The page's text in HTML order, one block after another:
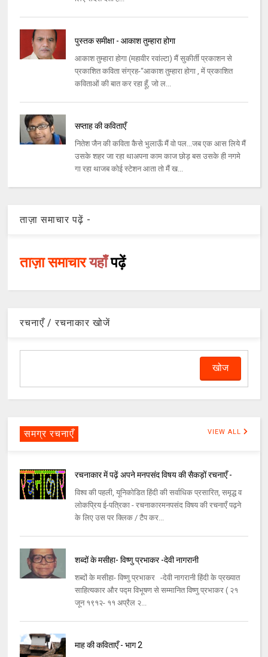
पुस्तक समीक्षा - आकाश तुम्हारा होगा
आकाश तुम्हारा होगा (महावीर रवांल्टा) मैं सुकीर्ती प्रकाशन से
प्रकाशित कविता संग्रह-“आकाश तुम्हारा होगा , में प्रकाशित
कविताओं की बात कर रहा हूँ, जो ल...
सप्ताह की कविताएँ
नितेश जैन की कविता कैसे भुलाऊँ मैं वो पल...जब एक आस लिये मैं
उसके शहर जा रहा थाअपना काम काज छोड़ बस उसके ही नगमे
गा रहा थाजब कोई स्‍टेशन आता तो मैं ख...
ताज़ा समाचार पढ़ें -
ताज़ा समाचारयहाँपढ़ें
रचनाएँ / रचनाकार खोजें
समग्र रचनाएँ VIEW ALL
रचनाकार में पढ़ें अपने मनपसंद विषय की सैकड़ों रचनाएँ -
विश्व की पहली, यूनिकोडित हिंदी की सर्वाधिक प्रसारित, समृद्ध व
लोकप्रिय ई-पत्रिका - रचनाकारमनपसंद विषय की रचनाएँ पढ़ने
के लिए उस पर क्लिक / टैप कर...
शब्दों के मसीहा- विष्णु प्रभाकर -देवी नागरानी
शब्दों के मसीहा- विष्णु प्रभाकर -देवी नागरानी हिंदी के प्रख्यात
साहित्यकार और पद्म विभूषण से सम्मानित विष्णु प्रभाकर ( २१
जून १९१२- ११ अप्रैल २...
माह की कविताएँ - भाग 2